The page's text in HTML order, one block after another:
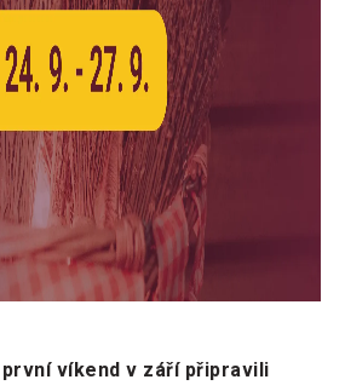
víkend v září připravili